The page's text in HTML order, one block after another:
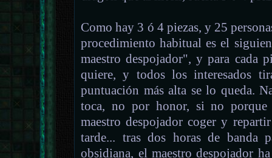
Como hay 3 ó 4 piezas, y 25
procedimiento habitual es el
maestro despojador", y para cada
quiere, y todos los interesados
puntuación más alta se lo queda.
toca, no por honor, si no
maestro despojador coger y
tarde... tras dos horas de banda
obsidiana, el maestro despojador